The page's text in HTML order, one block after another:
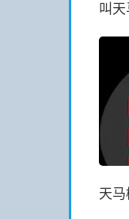
叫
天